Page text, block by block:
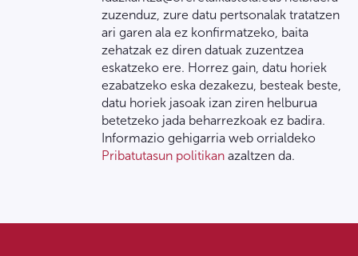
zuzenduz, zure datu pertsonalak tratatzen
ari garen ala ez konfirmatzeko, baita
zehatzak ez diren datuak zuzentzea
eskatzeko ere. Horrez gain, datu horiek
ezabatzeko eska dezakezu, besteak beste,
datu horiek jasoak izan ziren helburua
betetzeko jada beharrezkoak ez badira.
Informazio gehigarria web orrialdeko
Pribatutasun politikanazaltzen da.